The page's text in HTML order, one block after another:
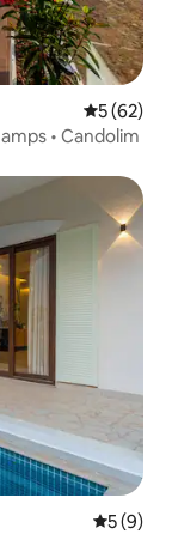
5 (62)
• Candolim
5 (9)